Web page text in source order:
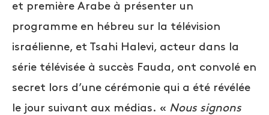
et première Arabe à présenter un
programme en hébreu sur la télévision
israélienne, et Tsahi Halevi, acteur dans la
série télévisée à succès Fauda, ont convolé en
secret lors d’une cérémonie qui a été révélée
le jour suivant aux médias. « Nous signons